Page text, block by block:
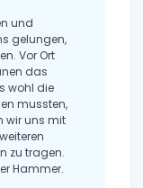
und
gelungen,
Vor Ort
das
wohl die
mussten,
wir uns mit
zu tragen.
Hammer.